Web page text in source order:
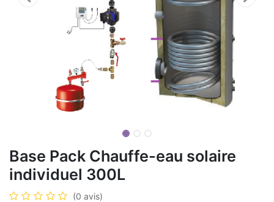
Base Pack Chauffe-eau solaire
individuel 300L
(0 avis)